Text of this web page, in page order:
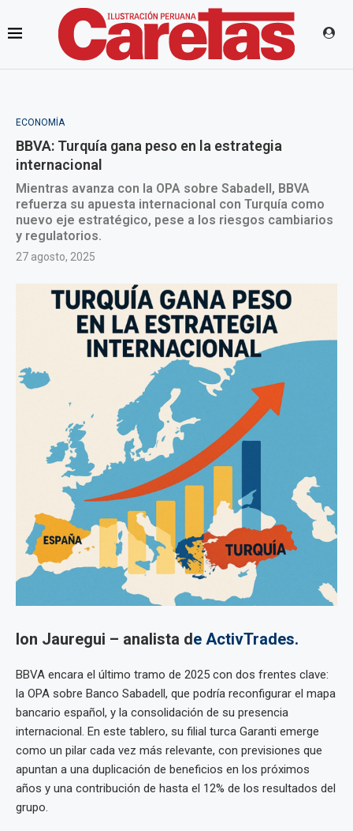
ECONOMÍA
BBVA: Turquía gana peso en la estrategia
internacional
Mientras avanza con la OPA sobre Sabadell, BBVA
refuerza su apuesta internacional con Turquía como
nuevo eje estratégico, pese a los riesgos cambiarios
y regulatorios.
27 agosto, 2025
Ion Jauregui – analista de ActivTrades.
BBVA encara el último tramo de 2025 con dos frentes clave:
la OPA sobre Banco Sabadell, que podría reconfigurar el mapa
bancario español, y la consolidación de su presencia
internacional. En este tablero, su filial turca Garanti emerge
como un pilar cada vez más relevante, con previsiones que
apuntan a una duplicación de beneficios en los próximos
años y una contribución de hasta el 12% de los resultados del
grupo.